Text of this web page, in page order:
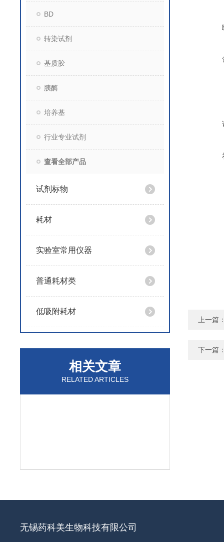
BD
转染试剂
基质胶
胰酶
培养基
行业专业试剂
查看全部产品
试剂标物
耗材
实验室常用仪器
普通耗材类
低吸附耗材
相关文章
RELATED ARTICLES
上一篇
下一篇
无锡药科美生物科技有限公司